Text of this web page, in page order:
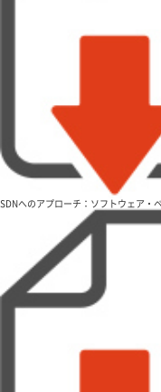
SDNへのアプローチ：ソフトウェア・